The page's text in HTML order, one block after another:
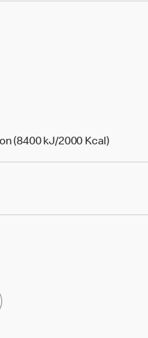
(8400 kJ/2000 Kcal)